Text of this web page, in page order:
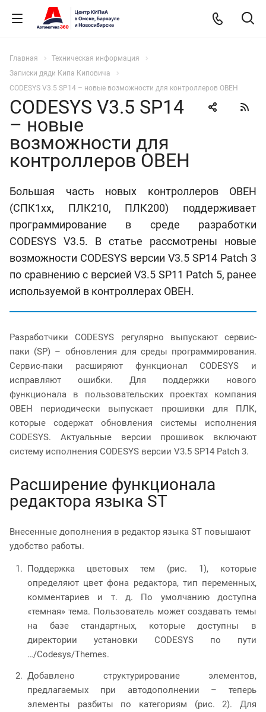
Главная
Техническая информация
Записки дяди Кипа Киповича
CODESYS V3.5 SP14 – новые возможности для контроллеров ОВЕН
CODESYS V3.5 SP14
– новые
возможности для
контроллеров ОВЕН
Большая часть новых контроллеров ОВЕН
(СПК1хх, ПЛК210, ПЛК200) поддерживает
программирование в среде разработки
CODESYS V3.5. В статье рассмотрены новые
возможности CODESYS версии V3.5 SP14 Patch 3
по сравнению с версией V3.5 SP11 Patch 5, ранее
используемой в контроллерах ОВЕН.
Разработчики CODESYS регулярно выпускают сервис-
паки (SP) – обновления для среды программирования.
Сервис-паки расширяют функционал CODESYS и
исправляют ошибки. Для поддержки нового
функционала в пользовательских проектах компания
ОВЕН периодически выпускает прошивки для ПЛК,
которые содержат обновления системы исполнения
CODESYS. Актуальные версии прошивок включают
систему исполнения CODESYS версии V3.5 SP14 Patch 3.
Расширение функционала
редактора языка ST
Внесенные дополнения в редактор языка ST повышают
удобство работы.
Поддержка цветовых тем (рис. 1), которые
определяют цвет фона редактора, тип переменных,
комментариев и т. д. По умолчанию доступна
«темная» тема. Пользователь может создавать темы
на базе стандартных, которые доступны в
директории установки CODESYS по пути
…/Codesys/Themes.
Добавлено структурирование элементов,
предлагаемых при автодополнении – теперь
элементы разбиты по категориям (рис. 2). Для